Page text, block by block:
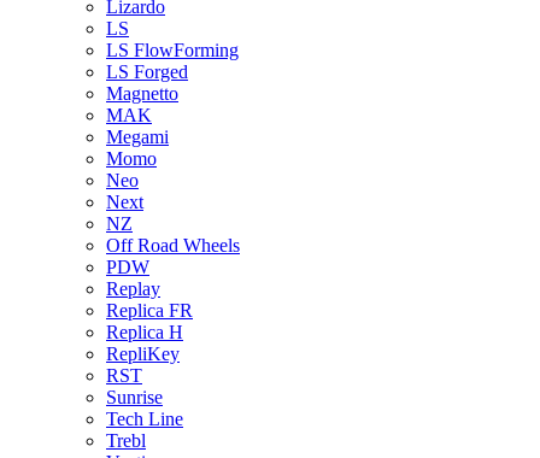
Lizardo
LS
LS FlowForming
LS Forged
Magnetto
MAK
Megami
Momo
Neo
Next
NZ
Off Road Wheels
PDW
Replay
Replica FR
Replica H
RepliKey
RST
Sunrise
Tech Line
Trebl